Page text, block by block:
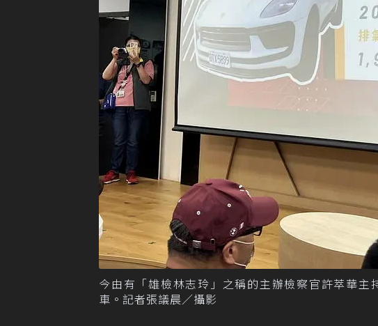
今由有「雄檢林志玲」之稱的主辦檢察官許萃華
車。記者張議晨／攝影